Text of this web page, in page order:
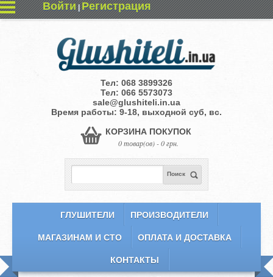
Войти|Регистрация
Тел: 068 3899326
Тел: 066 5573073
sale@glushiteli.in.ua
Время работы: 9-18, выходной суб, вс.
КОРЗИНА ПОКУПОК
0 товар(ов) - 0 грн.
Поиск
ГЛУШИТЕЛИ ПРОИЗВОДИТЕЛИ
МАГАЗИНАМ И СТО ОПЛАТА И ДОСТАВКА
КОНТАКТЫ